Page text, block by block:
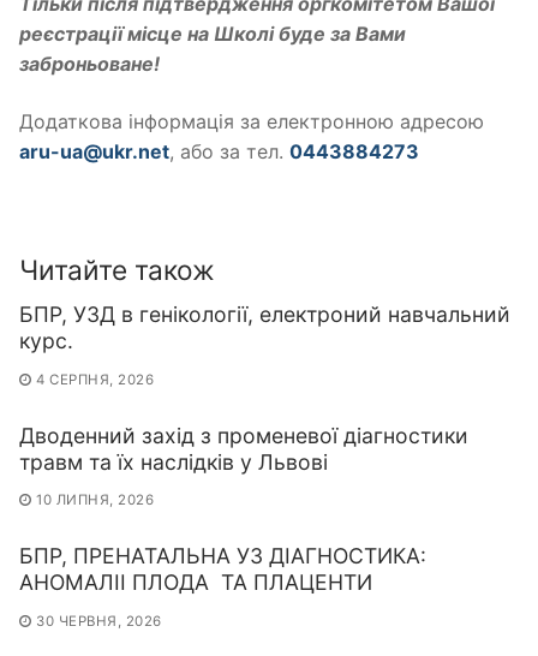
реєстрації місце на Школі буде за Вами
заброньоване!
Додаткова інформація за електронною адресою
aru-ua@ukr.net, або за тел. 0443884273
Читайте також
БПР, УЗД в генікології, електроний навчальний
курс.
4 СЕРПНЯ, 2026
Дводенний захід з променевої діагностики
травм та їх наслідків у Львові
10 ЛИПНЯ, 2026
БПР, ПРЕНАТАЛЬНА УЗ ДІАГНОСТИКА:
АНОМАЛІІ ПЛОДА ТА ПЛАЦЕНТИ
30 ЧЕРВНЯ, 2026